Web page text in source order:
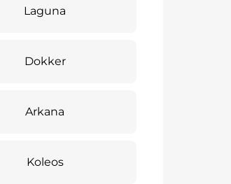
Laguna
Dokker
Arkana
Koleos